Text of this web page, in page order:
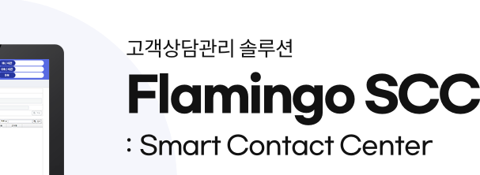
고객상담관리 솔루션
Flamingo SCC
Smart Contact Center